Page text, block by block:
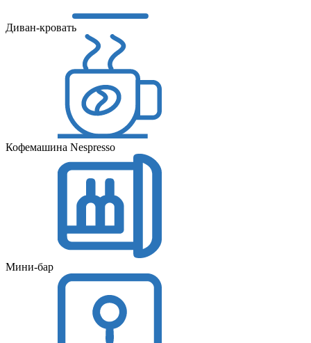
Диван-кровать
Кофемашина Nespresso
Мини-бар